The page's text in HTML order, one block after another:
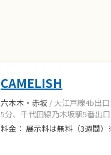
CAMELISH
六本木・赤坂 / 大江戸線4b出
5分、千代田線乃木坂駅5番出
料金： 展示料は無料（3週間）